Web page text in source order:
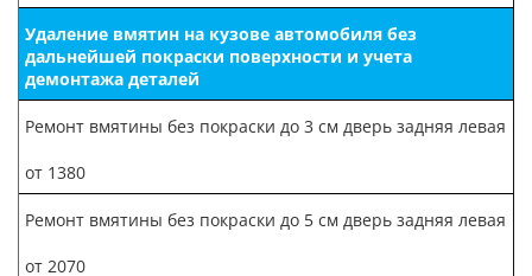
Удаление вмятин на кузове автомобиля без
дальнейшей покраски поверхности и учета
демонтажа деталей
Ремонт вмятины без покраски до 3 см дверь задняя левая
от 1380
Ремонт вмятины без покраски до 5 см дверь задняя левая
от 2070